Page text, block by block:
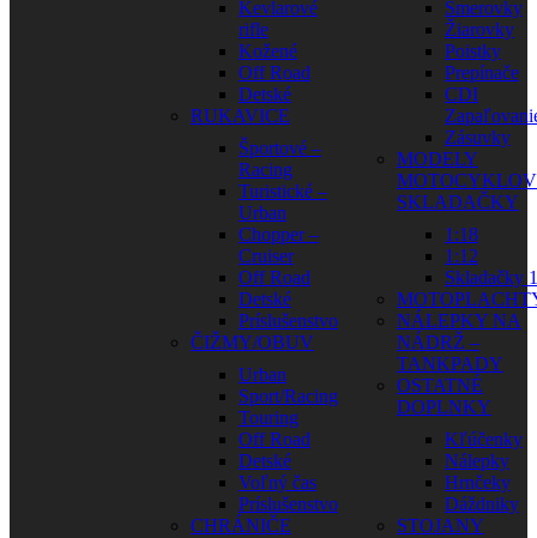
Kevlarové
rifle
Kožené
Off Road
Detské
RUKAVICE
Športové –
Racing
Turistické –
Urban
Chopper –
Cruiser
Off Road
Detské
Príslušenstvo
ČIŽMY/OBUV
Urban
Sport/Racing
Touring
Off Road
Detské
Voľný čas
Príslušenstvo
CHRÁNIČE
Smerovky
Žiarovky
Poistky
Prepínače
CDI
Zásuvky
MODELY
SKLADAČKY
1:18
1:12
Skladačky
NÁLEPKY NA
NÁDRŽ –
TANKPADY
OSTATNÉ
DOPLNKY
Kľúčenky
Nálepky
Hrnčeky
Dáždniky
STOJANY